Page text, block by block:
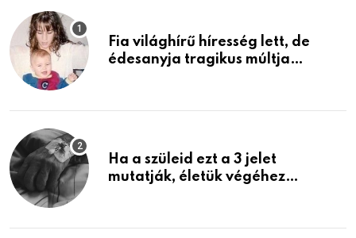
Fia világhírű híresség lett, de
édesanyja tragikus múltja
Ha a szüleid ezt a 3 jelet
mutatják, életük végéhez